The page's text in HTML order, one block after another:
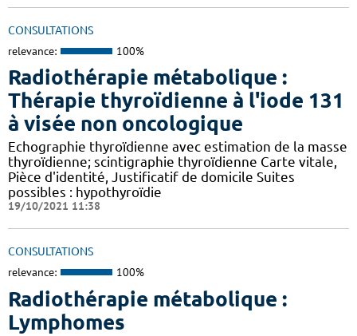
CONSULTATIONS
relevance: 100%
Radiothérapie métabolique :
Thérapie thyroïdienne à l'iode 131
à visée non oncologique
Echographie thyroïdienne avec estimation de la masse
thyroïdienne; scintigraphie thyroïdienne Carte vitale,
Pièce d'identité, Justificatif de domicile Suites
possibles : hypothyroïdie
19/10/2021 11:38
CONSULTATIONS
relevance: 100%
Radiothérapie métabolique :
Lymphomes